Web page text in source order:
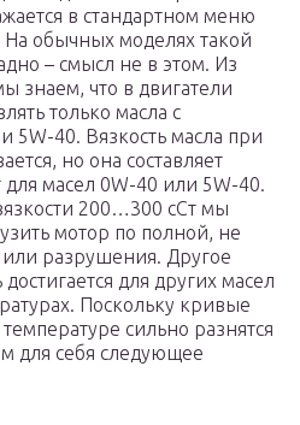
в стандартном меню
обычных моделях такой
– смысл не в этом. Из
знаем, что в двигатели
только масла с
5W-40. Вязкость масла при
но она составляет
масел 0W-40 или 5W-40.
200…300 сСт мы
мотор по полной, не
разрушения. Другое
достигается для других масел
Поскольку кривые
сильно разнятся
для себя следующее